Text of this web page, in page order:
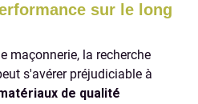
sur le long
maçonnerie, la recherche
s'avérer préjudiciable à
de qualité